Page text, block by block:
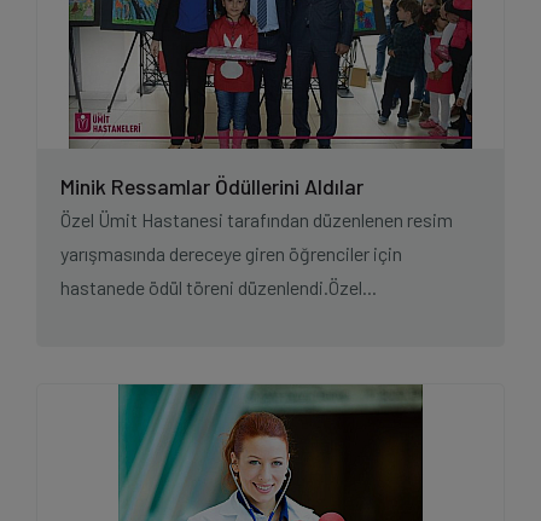
Minik Ressamlar Ödüllerini Aldılar
Özel Ümit Hastanesi tarafından düzenlenen resim
yarışmasında dereceye giren öğrenciler için
hastanede ödül töreni düzenlendi.Özel...